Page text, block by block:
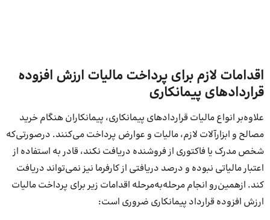
اقدامات لازم برای پرداخت مالیات ارزش افزوده
قراردادهای پیمانکاری
علاوه‌بر انواع مالیات قراردادهای پیمانکاری، پیمانکاران هنگام خرید
مصالح و ابزارآلات لازم، مالیات و عوارض پرداخت می‌کنند. درصورتی‌که
شخص مدرک یا فاکتوری از فروشنده دریافت نکند، قادر به استفاده از
اعتبار مالیاتی نبوده و درصد دریافتی از کارفرما نیز نمی‌تواند دریافت
کند. ازهمین‌رو انجام مرحله‌به‌مرحله اقدامات زیر برای پرداخت مالیات
ارزش افزوده قرارداد پیمانکاری ضروری است: